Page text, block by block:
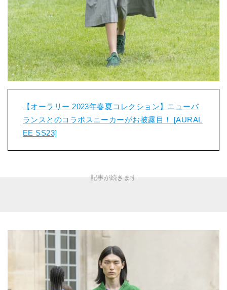
【オーラリー 2023年春夏コレクション】ニューバ
ランスとのコラボスニーカーがお披露目！ [AURAL
EE SS23]